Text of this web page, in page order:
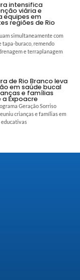
intensifica
viária e
equipes em
regiões de Rio
simultaneamente com
tapa-buraco, remendo
e terraplanagem
de Rio Branco leva
em saúde bucal
e famílias
Expoacre
Geração Sorriso
crianças e famílias em